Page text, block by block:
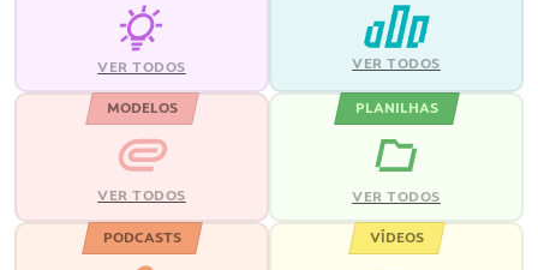
VER TODOS VER TODOS
MODELOS
VER TODOS
PLANILHAS
VER TODOS
PODCASTS VÍDEOS